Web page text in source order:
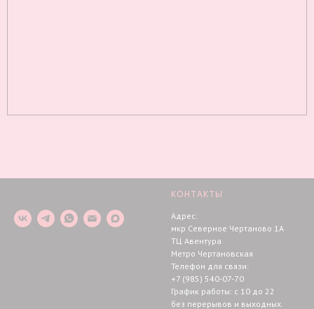
КОНТАКТЫ
Адрес:
мкр Северное Чертаново 1А
ТЦ Авентура
Метро Чертановская
Телефон для связи:
+7 (985) 540-07-70
График работы: с 10 до 22
без перерывов и выходных.